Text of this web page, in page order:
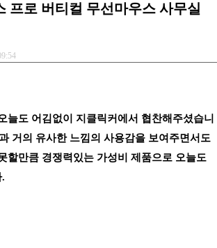
프로 버티컬 무선마우스 사무실
늘도 어김없이 지클릭커에서 협찬해주셨습니
거의 유사한 느낌의 사용감을 보여주면서도
할만큼 경쟁력있는 가성비 제품으로 오늘도